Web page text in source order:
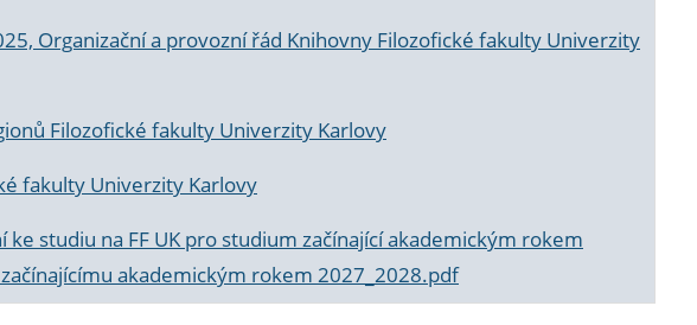
Organizační a provozní řád Knihovny Filozofické fakulty Univerzity
Filozofické fakulty Univerzity Karlovy
fakulty Univerzity Karlovy
studiu na FF UK pro studium začínající akademickým rokem
akademickým rokem 2027_2028.pdf